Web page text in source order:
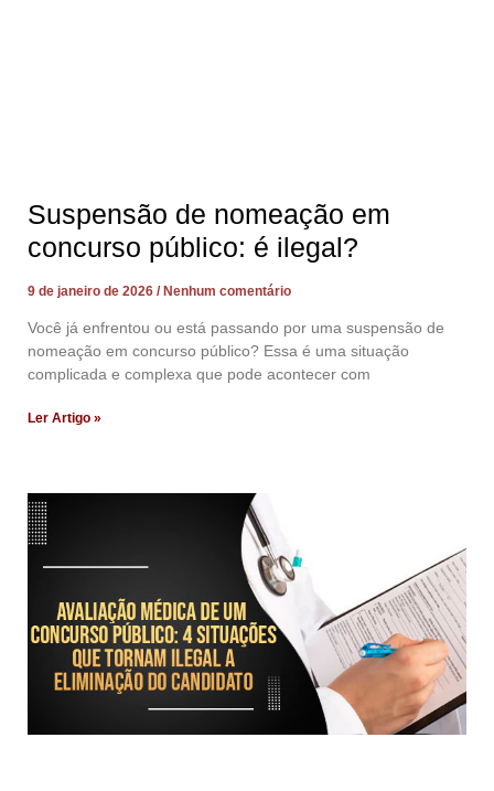
Suspensão de nomeação em
concurso público: é ilegal?
9 de janeiro de 2026 Nenhum comentário
Você já enfrentou ou está passando por uma suspensão de
nomeação em concurso público? Essa é uma situação
complicada e complexa que pode acontecer com
Ler Artigo »